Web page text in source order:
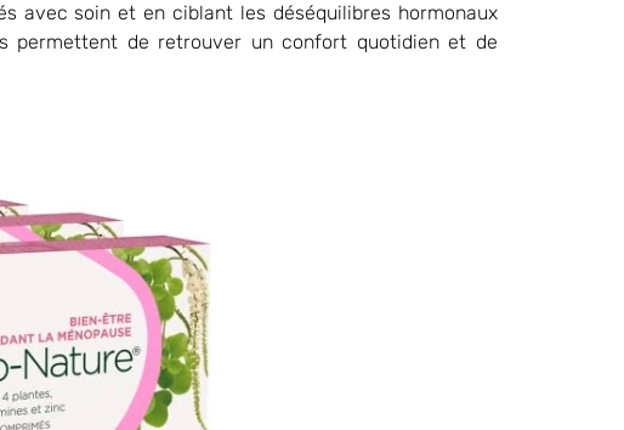
avec soin et en ciblant les déséquilibres hormonaux
permettent de retrouver un confort quotidien et de